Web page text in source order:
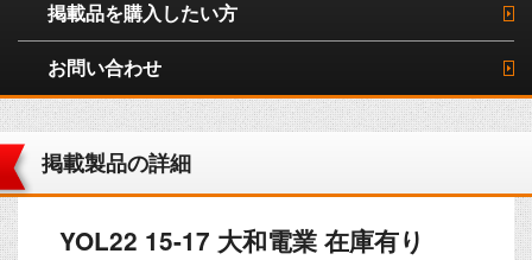
掲載品を購入したい方
お問い合わせ
掲載製品の詳細
YOL22 15-17 大和電業 在庫有り